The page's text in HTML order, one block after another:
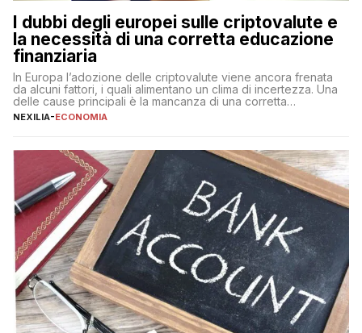
I dubbi degli europei sulle criptovalute e
la necessità di una corretta educazione
finanziaria
In Europa l’adozione delle criptovalute viene ancora frenata
da alcuni fattori, i quali alimentano un clima di incertezza. Una
delle cause principali è la mancanza di una corretta
educazione finanziaria, che impedisce ad una larga parte della
sulle criptovalute: […]
NEXILIA-ECONOMIA